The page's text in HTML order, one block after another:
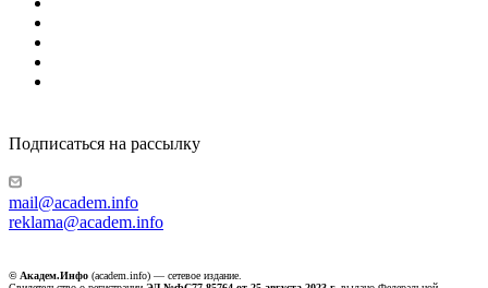
Подписаться на рассылку
mail@academ.info
reklama@academ.info
© Академ.Инфо (academ.info) — сетевое издание.